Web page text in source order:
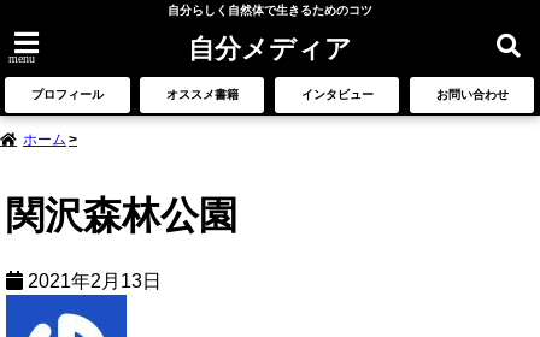
自分らしく自然体で生きるためのコツ
menu 自分メディア
プロフィール オススメ書籍 インタビュー お問い合わせ
ホーム
関沢森林公園
2021年2月13日